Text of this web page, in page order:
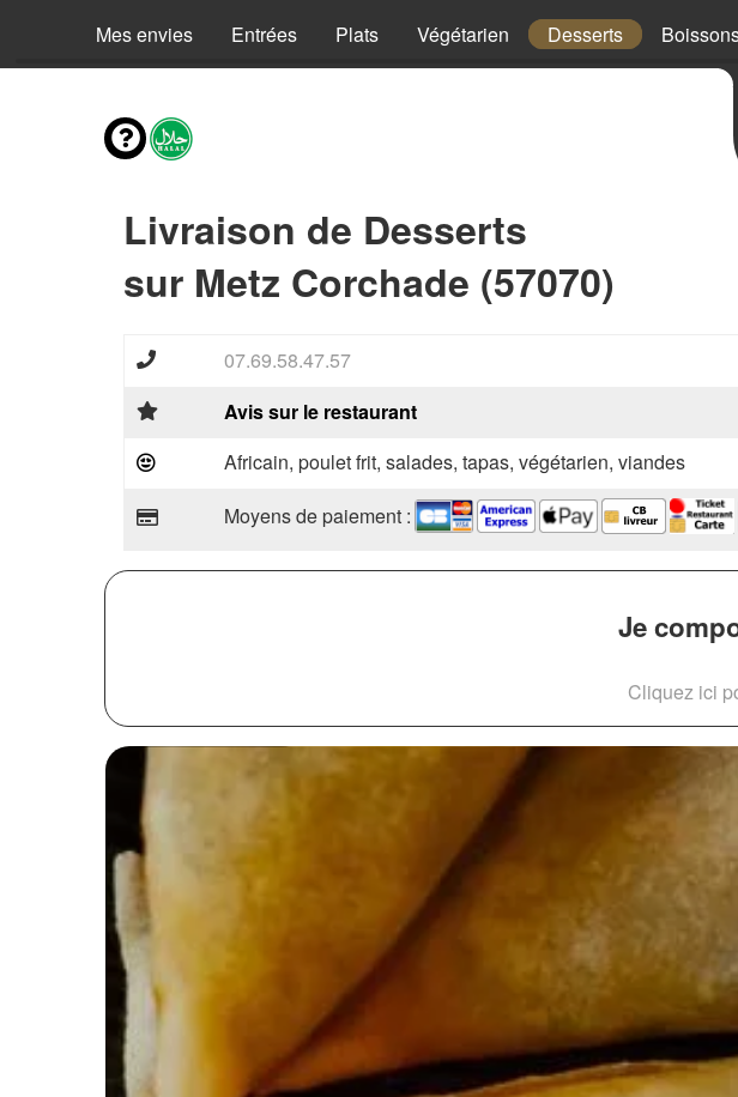
Mes envies Entrées Plats Végétarien Desserts
Livraison de Desserts
sur Metz Corchade (57070)
07.69.58.47.57
Avis sur le restaurant
Africain, poulet frit, salades, tapas, végétarien, viandes
Moyens de paiement :
Je
Cliquez ici